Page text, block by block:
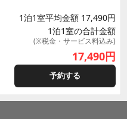
1泊1室平均金額 17,490円
1泊1室の合計金額
(※税金・サービス料込み)
17,490円
予約する